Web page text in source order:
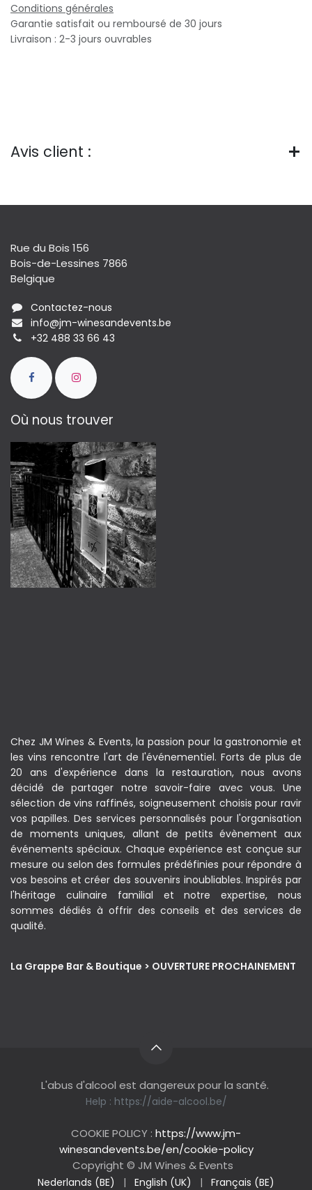
Conditions générales
Garantie satisfait ou remboursé de 30 jours
Livraison : 2-3 jours ouvrables
Avis client :
Rue du Bois 156
Bois-de-Lessines 7866
Belgique
Contactez-nous
info@jm-winesandevents.be
+32 488 33 66 43
Où nous trouver
Chez JM Wines & Events, la passion pour la gastronomie et
les vins rencontre l'art de l'événementiel. Forts de plus de
20 ans d'expérience dans la restauration, nous avons
décidé de partager notre savoir-faire avec vous. Une
sélection de vins raffinés, soigneusement choisis pour ravir
vos papilles. Des services personnalisés pour l'organisation
de moments uniques, allant de petits évènement aux
événements spéciaux. Chaque expérience est conçue sur
mesure ou selon des formules prédéfinies pour répondre à
vos besoins et créer des souvenirs inoubliables. Inspirés par
l'héritage culinaire familial et notre expertise, nous
sommes dédiés à offrir des conseils et des services de
qualité.
La Grappe Bar & Boutique > OUVERTURE PROCHAINEMENT
L'abus d'alcool est dangereux pour la santé.
Help : https://aide-alcool.be/
COOKIE POLICY : https://www.jm-
winesandevents.be/en/cookie-policy
Copyright © JM Wines & Events
Nederlands (BE) | English (UK) | Français (BE)